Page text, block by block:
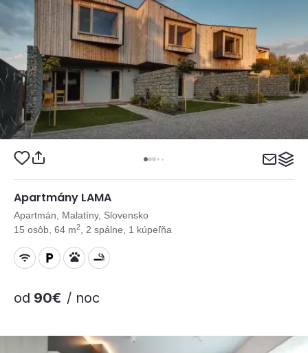
Apartmány LAMA
Apartmán, Malatíny, Slovensko
15 osôb, 64 m2 , 2 spálne, 1 kúpeľňa
od 90€ / noc